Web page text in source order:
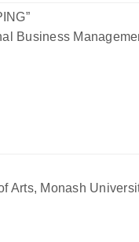
Business
Arts, Monash